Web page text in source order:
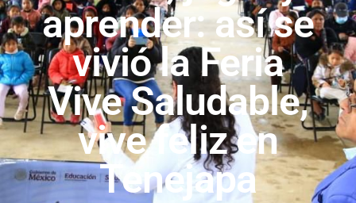
aprender: así se
vivió la Feria
Vive Saludable,
vive feliz en
Tenejapa